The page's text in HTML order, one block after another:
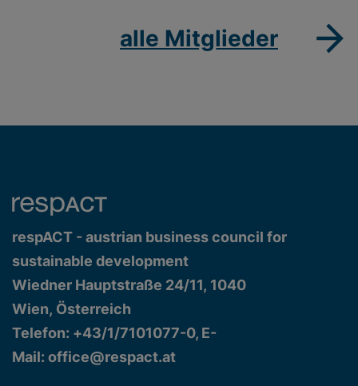
alle Mitglieder
respACT - austrian business council for
sustainable development
Wiedner Hauptstraße 24/11, 1040
Wien, Österreich
Telefon: +43/1/7101077-0, E-
Mail: office@respact.at